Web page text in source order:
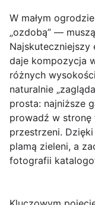
W małym
„ozdobą” —
daje kompozycja
różnych
naturalnie
prosta: najniższe
prowadź w stronę
przestrzeni.
plamą zieleni, a
fotografii